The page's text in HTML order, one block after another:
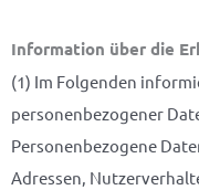
Information über die
(1) Im Folgenden
personenbezogener
Personenbezogene
Adressen,